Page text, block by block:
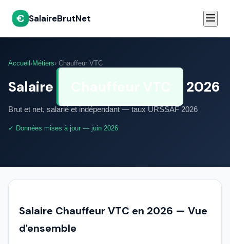
€ SalaireBrutNet
Accueil ›Métiers› Chauffeur VTC
Salaire 2026
Brut et net, salarié et indépendant — taux URSSAF 2026
✓ Données mises à jour — juin 2026
Salaire Chauffeur VTC en 2026 — Vue
d'ensemble